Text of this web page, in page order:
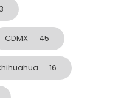
CDMX 45
16